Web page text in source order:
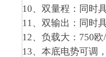
10、双量程：同时
11、双输出：同时
12、负载大：750
13、本底电势可调